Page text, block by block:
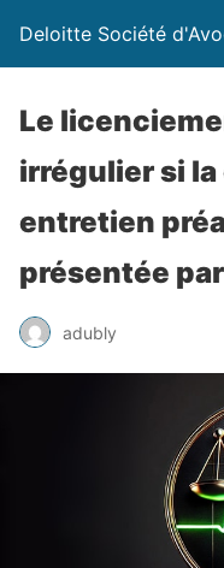
Deloitte Société
Le
irrégulier si
entretien
présentée
adubly